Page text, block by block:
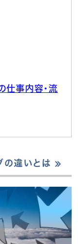
仕事内容・流
の違いとは ≫